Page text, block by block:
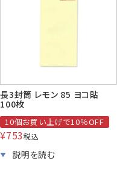
長3封筒 レモン 85 ヨコ貼
100枚
10個お買い上げで10％OFF
¥753税込